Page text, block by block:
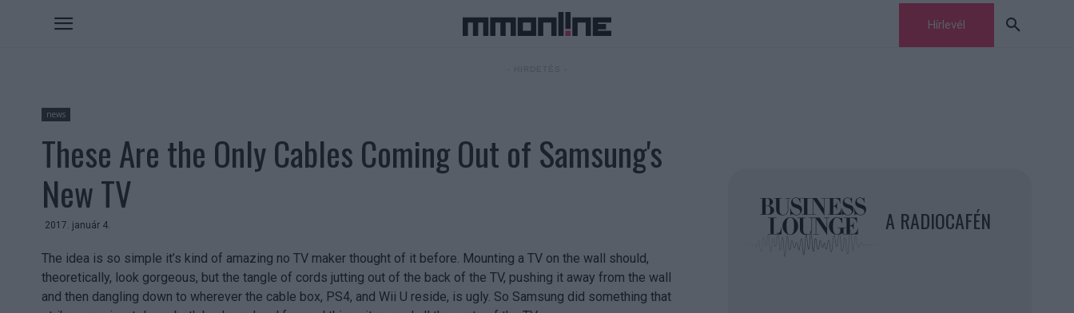
Hírlevél
news
These Are the Only Cables Coming Out of Samsung's
New TV
2017. január 4.
The idea is so simple it’s kind of amazing no TV maker thought of it before. Mounting a TV on the wall should,
theoretically, look gorgeous, but the tangle of cords jutting out of the back of the TV, pushing it away from the wall
and then dangling down to wherever the cable box, PS4, and Wii U reside, is ugly. So Samsung did something that
A RADIOCAFÉN